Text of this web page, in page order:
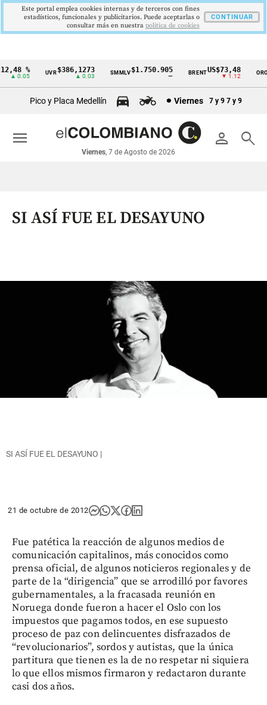
Cintillo
económicos
Colombia
%
▲ 0.05
UVR$386,1273
▲ 0.03
SMMLV$1.750.905 BRENTUS$73,48
▼ 1.12
ORO
Pico y Placa Medellín Viernes 7 y 9 7 y 9
person search
Viernes, 7 de Agosto de 2026
menu
SI ASÍ FUE EL DESAYUNO
SI ASÍ FUE EL DESAYUNO |
21 de octubre de 2012
Fue patética la reacción de algunos medios de
comunicación capitalinos, más conocidos como
prensa oficial, de algunos noticieros regionales y de
parte de la “dirigencia” que se arrodilló por favores
gubernamentales, a la fracasada reunión en
Noruega donde fueron a hacer el Oslo con los
impuestos que pagamos todos, en ese supuesto
proceso de paz con delincuentes disfrazados de
“revolucionarios”, sordos y autistas, que la única
partitura que tienen es la de no respetar ni siquiera
lo que ellos mismos firmaron y redactaron durante
casi dos años.
Este portal emplea cookies internas y de terceros con fines
estadísticos, funcionales y publicitarios. Puede aceptarlas o
consultar más en nuestra politica de cookies
CONTINUAR